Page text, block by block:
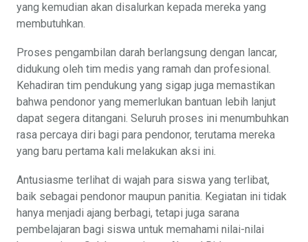
yang kemudian akan disalurkan kepada mereka yang
membutuhkan.
Proses pengambilan darah berlangsung dengan lancar,
didukung oleh tim medis yang ramah dan profesional.
Kehadiran tim pendukung yang sigap juga memastikan
bahwa pendonor yang memerlukan bantuan lebih lanjut
dapat segera ditangani. Seluruh proses ini menumbuhkan
rasa percaya diri bagi para pendonor, terutama mereka
yang baru pertama kali melakukan aksi ini.
Antusiasme terlihat di wajah para siswa yang terlibat,
baik sebagai pendonor maupun panitia. Kegiatan ini tidak
hanya menjadi ajang berbagi, tetapi juga sarana
pembelajaran bagi siswa untuk memahami nilai-nilai